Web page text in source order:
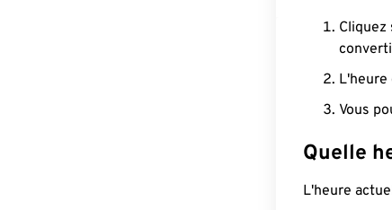
Cliquez
L'heure
Vous
Quelle
L'heure